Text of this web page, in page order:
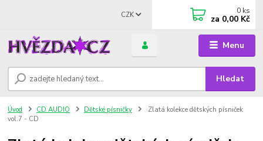
Menu
CZK
Hledat
0 ks
za 0,00 Kč
Úvod CD AUDIO Dětské písničky
Zlatá kolekce dětských písniček
vol.7 - CD